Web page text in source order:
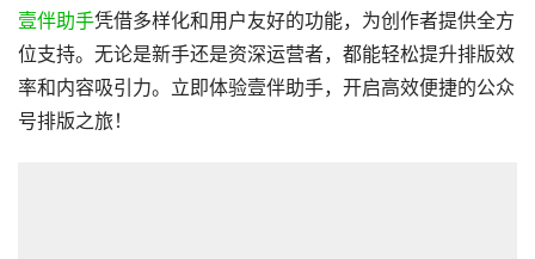
壹伴助手凭借多样化和用户友好的功能，为创作者提供全方
位支持。无论是新手还是资深运营者，都能轻松提升排版效
率和内容吸引力。立即体验壹伴助手，开启高效便捷的公众
号排版之旅！